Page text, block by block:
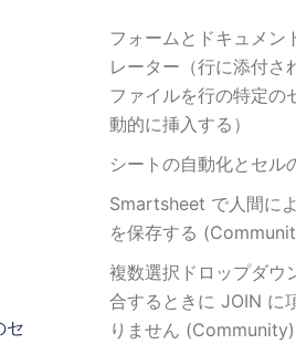
セ
フォームとドキュメン
レーター（行に添付さ
ファイルを行の特定の
動的に挿入する）
シートの自動化とセル
Smartsheet で人間に
を保存する
複数選択ドロップダウ
合するときに JOIN に
りません (Community)